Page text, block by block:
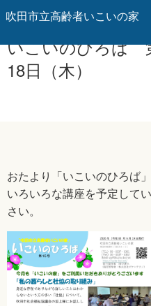
いこいのひろば
18日（木）
おたより「いこいのひろば
いろいろな講座を予定して
さい。